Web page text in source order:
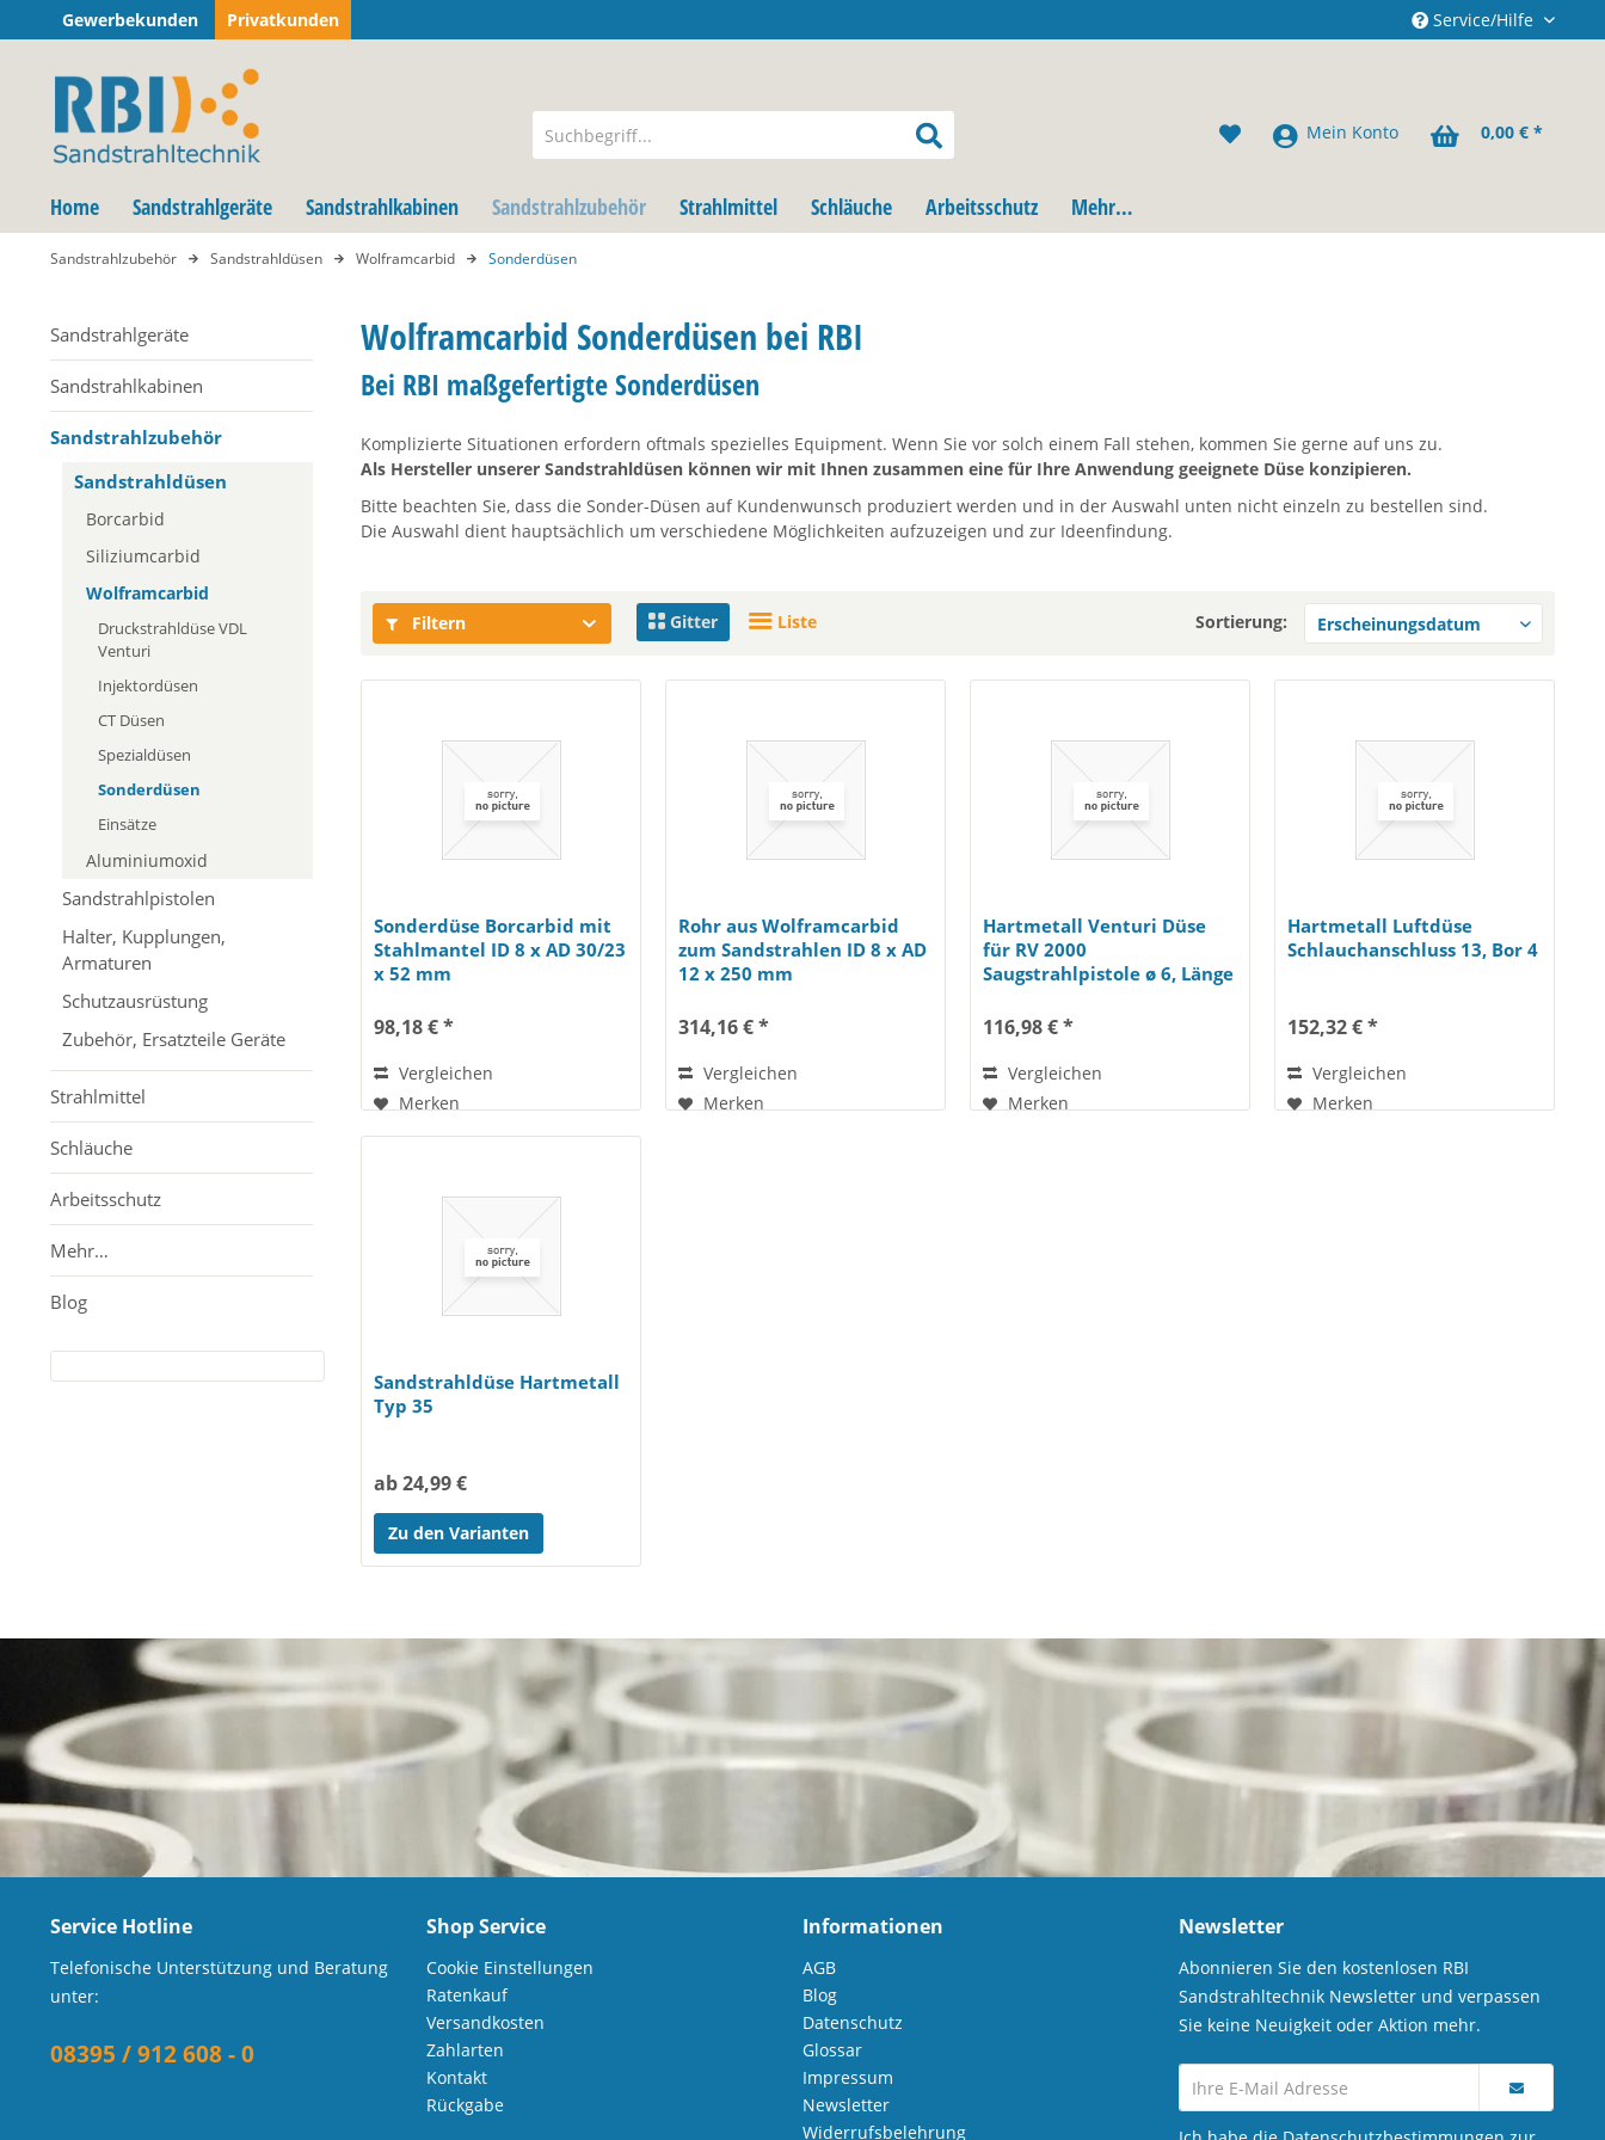
Gewerbekunden Privatkunden Service/Hilfe
Mein Konto 0,00 € *
Home Sandstrahlgeräte Sandstrahlkabinen Sandstrahlzubehör Strahlmittel Schläuche Arbeitsschutz Mehr…
Sandstrahlzubehör Sandstrahldüsen Wolframcarbid Sonderdüsen
Sandstrahlgeräte
Sandstrahlkabinen
Sandstrahlzubehör
Sandstrahldüsen
Borcarbid
Siliziumcarbid
Wolframcarbid
Druckstrahldüse VDL
Venturi
Injektordüsen
CT Düsen
Spezialdüsen
Sonderdüsen
Einsätze
Aluminiumoxid
Sandstrahlpistolen
Halter, Kupplungen,
Armaturen
Schutzausrüstung
Zubehör, Ersatzteile Geräte
Strahlmittel
Schläuche
Arbeitsschutz
Mehr…
Blog
Wolframcarbid Sonderdüsen bei RBI
Bei RBI maßgefertigte Sonderdüsen
Komplizierte Situationen erfordern oftmals spezielles Equipment. Wenn Sie vor solch einem Fall stehen, kommen Sie gerne auf uns zu.
Als Hersteller unserer Sandstrahldüsen können wir mit Ihnen zusammen eine für Ihre Anwendung geeignete Düse konzipieren.
Bitte beachten Sie, dass die Sonder-Düsen auf Kundenwunsch produziert werden und in der Auswahl unten nicht einzeln zu bestellen sind.
Die Auswahl dient hauptsächlich um verschiedene Möglichkeiten aufzuzeigen und zur Ideenfindung.
Filtern Sortierung:
Gitter Liste
Sonderdüse Borcarbid mit
Stahlmantel ID 8 x AD 30/23
x 52 mm
98,18 € *
Vergleichen
Merken
Rohr aus Wolframcarbid
zum Sandstrahlen ID 8 x AD
12 x 250 mm
314,16 € *
Vergleichen
Merken
Hartmetall Venturi Düse
für RV 2000
Saugstrahlpistole ø 6, Länge
116,98 € *
Vergleichen
Merken
Hartmetall Luftdüse
Schlauchanschluss 13, Bor 4
152,32 € *
Vergleichen
Merken
Sandstrahldüse Hartmetall
Typ 35
ab 24,99 €
Zu den Varianten
Service Hotline
Telefonische Unterstützung und Beratung
unter:
08395 / 912 608 - 0
Shop Service
Cookie Einstellungen
Ratenkauf
Versandkosten
Zahlarten
Kontakt
Rückgabe
Informationen
AGB
Blog
Datenschutz
Glossar
Impressum
Newsletter
Widerrufsbelehrung
Newsletter
Abonnieren Sie den kostenlosen RBI
Sandstrahltechnik Newsletter und verpassen
Sie keine Neuigkeit oder Aktion mehr.